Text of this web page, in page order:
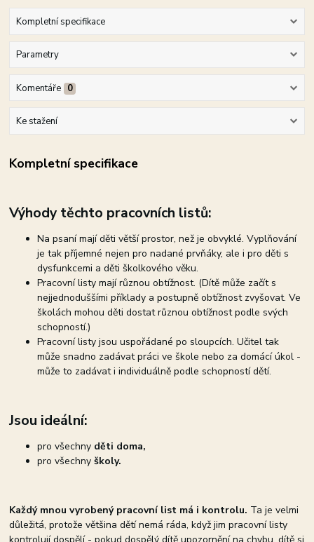
Kompletní specifikace
Parametry
Komentáře 0
Ke stažení
Kompletní specifikace
Výhody těchto pracovních listů:
Na psaní mají děti větší prostor, než je obvyklé. Vyplňování
je tak příjemné nejen pro nadané prvňáky, ale i pro děti s
dysfunkcemi a děti školkového věku.
Pracovní listy mají různou obtížnost. (Dítě může začít s
nejjednoduššími příklady a postupně obtížnost zvyšovat. Ve
školách mohou děti dostat různou obtížnost podle svých
schopností.)
Pracovní listy jsou uspořádané po sloupcích. Učitel tak
může snadno zadávat práci ve škole nebo za domácí úkol -
může to zadávat i individuálně podle schopností dětí.
Jsou ideální:
pro všechny děti doma,
pro všechnyškoly.
Každý mnou vyrobený pracovní list má i kontrolu. Ta je velmi
důležitá, protože většina dětí nemá ráda, když jim pracovní listy